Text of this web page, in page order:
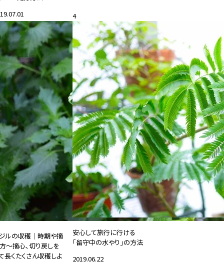
と暮らす
ルの収穫｜時期や摘
～摘心、切り戻しを
長くたくさん収穫しよ
4
安心して旅行に行ける
「留守中の水やり」の方法
2019.06.22